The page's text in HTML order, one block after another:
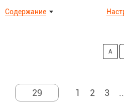
Содержание
A
1 2 3